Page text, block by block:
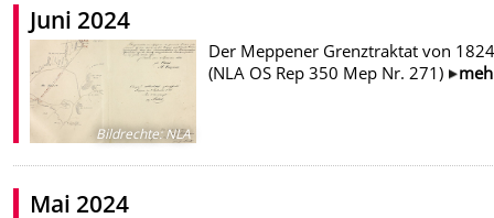
Juni 2024
Bildrechte:NLA
Der Meppener Grenztraktat von
(NLA OS Rep 350 Mep Nr. 271)
Mai 2024